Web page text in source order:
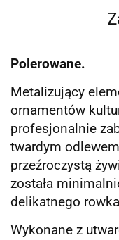
Polerowane.
Metalizujący
ornamentów
profesjonalnie
twardym
przeźroczystą
została
delikatnego
Wykonane z